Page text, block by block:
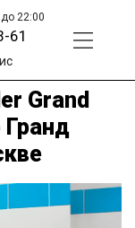
22:00
61
Grand
Гранд